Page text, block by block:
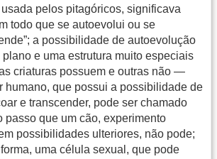
usada pelos pitagóricos, significava
todo que se autoevolui ou se
a possibilidade de autoevolução
e uma estrutura muito especiais
criaturas possuem e outras não —
humano, que possui a possibilidade de
e transcender, pode ser chamado
passo que um cão, experimento
possibilidades ulteriores, não pode;
uma célula sexual, que pode